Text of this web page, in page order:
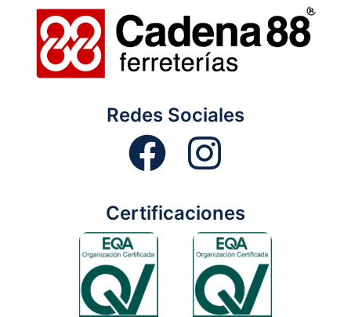
Redes Sociales
Certificaciones